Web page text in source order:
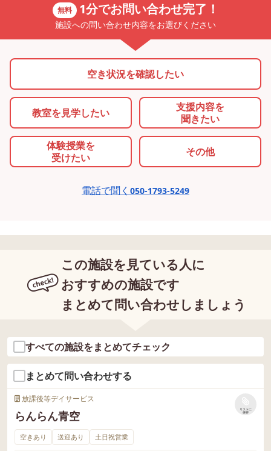
無料 1分でお問い合わせ完了！
施設への問い合わせ内容をお選びください
空き状況を確認したい
教室を見学したい
支援内容を
聞きたい
体験授業を
受けたい
その他
電話で聞く 050-1793-5249
この施設を見ている人に
おすすめの施設です
まとめて問い合わせしましょう
すべての施設をまとめてチェック
まとめて問い合わせする
放課後等デイサービス
らんらん青空
リストに
保存
空きあり 送迎あり 土日祝営業